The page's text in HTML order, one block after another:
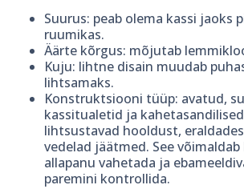
Suurus: peab olema kassi jaoks
ruumikas.
Äärte kõrgus: mõjutab
Kuju: lihtne disain muudab
lihtsamaks.
Konstruktsiooni tüüp: avatud,
kassitualetid ja
lihtsustavad hooldust,
vedelad jäätmed. See
allapanu vahetada ja
paremini kontrollida.